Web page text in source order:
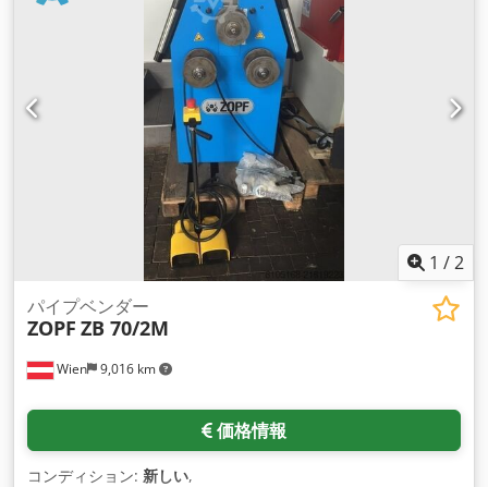
1 /2
Wien 9,016 km
パイプベンダー
ZOPF ZB 70/2M
価格情報
コンディション: 新しい,